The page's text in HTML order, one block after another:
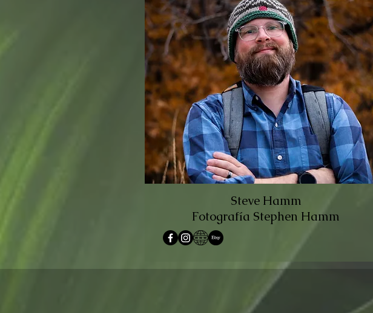
Steve Hamm
Fotografía Stephen Hamm